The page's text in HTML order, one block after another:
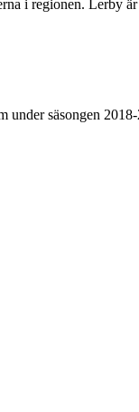
i regionen. Lerby
säsongen